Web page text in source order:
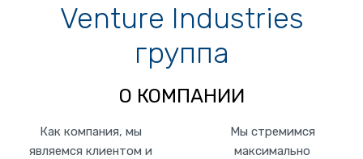
Venture Industries
группа
О КОМПАНИИ
Как компания, мы
являемся клиентом и
Мы стремимся
максимально